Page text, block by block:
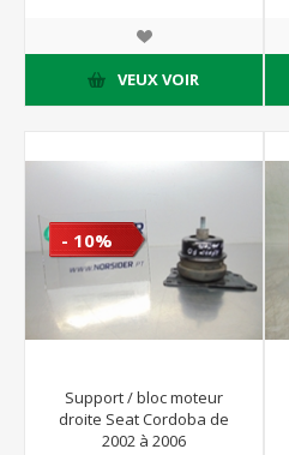
VEUX VOIR
- 10%
Support / bloc moteur
droite Seat Cordoba de
2002 à 2006